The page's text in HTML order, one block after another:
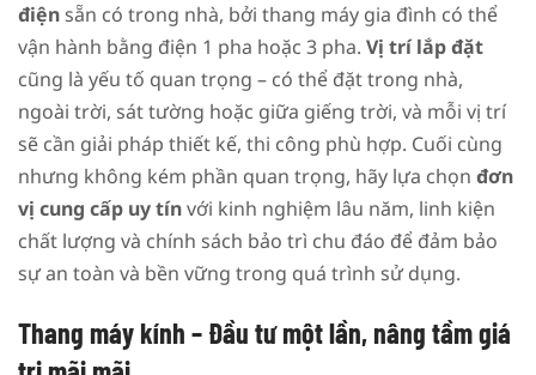
điện sẵn có trong nhà, bởi thang máy gia đình có thể
vận hành bằng điện 1 pha hoặc 3 pha. Vị trí lắp đặt
cũng là yếu tố quan trọng – có thể đặt trong nhà,
ngoài trời, sát tường hoặc giữa giếng trời, và mỗi vị trí
sẽ cần giải pháp thiết kế, thi công phù hợp. Cuối cùng
nhưng không kém phần quan trọng, hãy lựa chọn đơn
vị cung cấp uy tínvới kinh nghiệm lâu năm, linh kiện
chất lượng và chính sách bảo trì chu đáo để đảm bảo
sự an toàn và bền vững trong quá trình sử dụng.
Thang máy kính – Đầu tư một lần, nâng tầm giá